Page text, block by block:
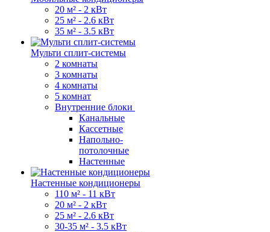
20 м² - 2 кВт
25 м² - 2.6 кВт
35 м² - 3.5 кВт
Мульти сплит-системы
2 комнаты
3 комнаты
4 комнаты
5 комнат
Внутренние блоки
Канальные
Кассетные
Напольно-
потолочные
Настенные
Настенные кондиционеры
110 м² - 11 кВт
20 м² - 2 кВт
25 м² - 2.6 кВт
30-35 м² - 3.5 кВт